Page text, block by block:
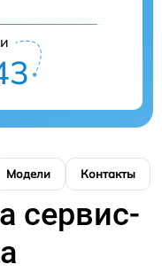
Модели Контакты
сервис-